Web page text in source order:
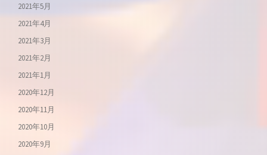
2021年5月
2021年4月
2021年3月
2021年2月
2021年1月
2020年12月
2020年11月
2020年10月
2020年9月